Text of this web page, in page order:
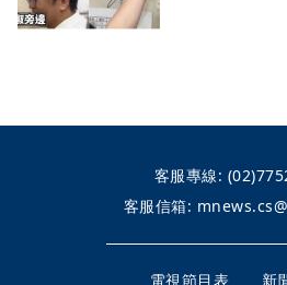
客服專線:
客服信箱:
電視節目表 新